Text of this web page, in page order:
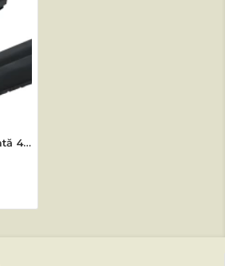
Talpă aspirare uscată 450 mm diametru 38 mm